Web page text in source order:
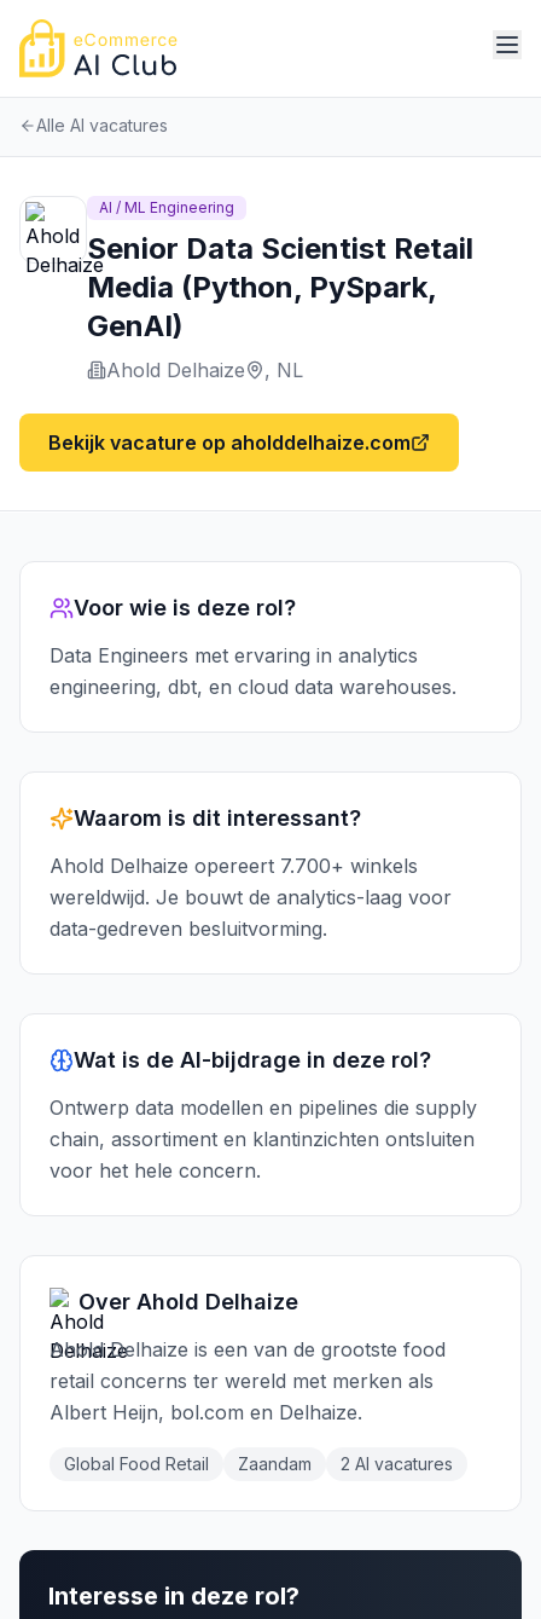
Alle AI vacatures
AI / ML Engineering
Senior Data Scientist Retail
Media (Python, PySpark,
GenAI)
Ahold Delhaize , NL
Bekijk vacature op aholddelhaize.com
Voor wie is deze rol?
Data Engineers met ervaring in analytics
engineering, dbt, en cloud data warehouses.
Waarom is dit interessant?
Ahold Delhaize opereert 7.700+ winkels
wereldwijd. Je bouwt de analytics-laag voor
data-gedreven besluitvorming.
Wat is de AI-bijdrage in deze rol?
Ontwerp data modellen en pipelines die supply
chain, assortiment en klantinzichten ontsluiten
voor het hele concern.
Over Ahold Delhaize
Ahold Delhaize is een van de grootste food
retail concerns ter wereld met merken als
Albert Heijn, bol.com en Delhaize.
Global Food Retail Zaandam 2 AI vacatures
Interesse in deze rol?